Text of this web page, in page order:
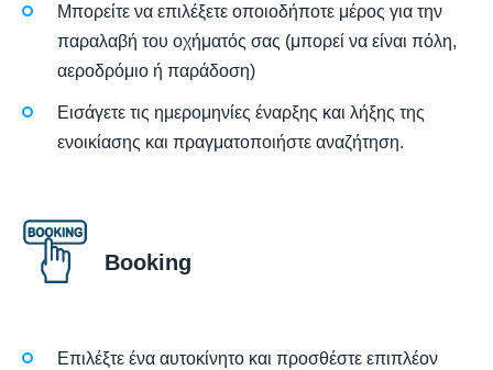
Μπορείτε να επιλέξετε οποιοδήποτε μέρος για την
παραλαβή του οχήματός σας (μπορεί να είναι πόλη,
αεροδρόμιο ή παράδοση)
Εισάγετε τις ημερομηνίες έναρξης και λήξης της
ενοικίασης και πραγματοποιήστε αναζήτηση.
Booking
Επιλέξτε ένα αυτοκίνητο και προσθέστε επιπλέον